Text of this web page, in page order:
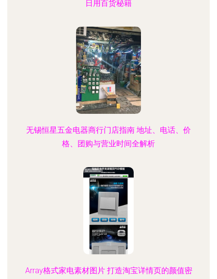
日用百货秘籍
无锡恒星五金电器商行门店指南 地址、电话、价
格、团购与营业时间全解析
Array格式家电素材图片 打造淘宝详情页的颜值密